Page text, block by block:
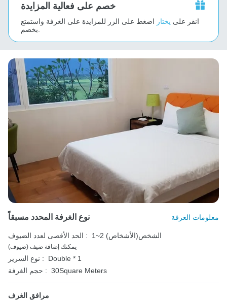
خصم على فعالية المزايدة
انقر على يختار اضغط على الزر للمزايدة على الغرفة واستمتع
نوع الغرفة المحدد مسبقاً معلومات الغرفة
الحد الأقصى لعدد الضيوف : 1~2 الشخص(الأشخاص)
يمكنك إضافة ضيف (ضيوف)
نوع السرير :
Double * 1
حجم الغرفة : 30Square Meters
مرافق الغرف